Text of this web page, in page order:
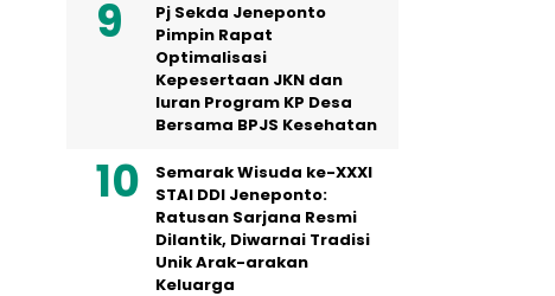
Pj Sekda Jeneponto
Pimpin Rapat
Optimalisasi
Kepesertaan JKN dan
Iuran Program KP Desa
Bersama BPJS Kesehatan
Semarak Wisuda ke-XXXI
STAI DDI Jeneponto:
Ratusan Sarjana Resmi
Dilantik, Diwarnai Tradisi
Unik Arak-arakan
Keluarga